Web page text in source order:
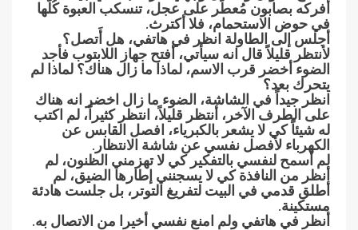
أفركه بصابون مُعطَّر على عجل، تنسكب العبوة كُلُّها
في حوض الاستحمام، فلا أكترث.
أجلس إلى الطاولة انظر في هاتفي، هل أَتصل؟
لأنتظر قليلاً قال انه سيأتي، أفتح جهاز اللابتوب فأجد
الضوء أخضر قرب الاسم، لماذا ما زال هناك؟ لماذا لم
يتحرك بعد؟
انظر جيداً في الشاشة، الضوء ما زال اخضر انه هناك
على الطرف الآخر، أنتظر قليلاً، انتظر كثيراً، لم اكتب
له شيئاً كي لا يشعر بالكبرياء، افصل القابس عن
الكهرباء لأفصل نفسي عن شاشة الانتظار.
لم أسمح لنفسي بالتفكير كي لا تهزمني الظنون، لم
أنظر من النافذة كي لا يسجنني إطارها الضيق، لم
أطلق قدمي في البيت لتفريغ التوتر، بل جلست هادئة
مستكينة.
أنظر في هاتفي ولم امنع نفسي أخيرا من الاتصال به.